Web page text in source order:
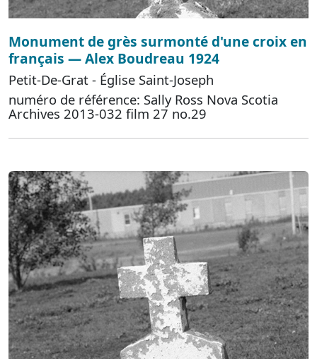
Monument de grès surmonté d'une croix en
français — Alex Boudreau 1924
Petit-De-Grat - Église Saint-Joseph
numéro de référence: Sally Ross Nova Scotia
Archives 2013-032 film 27 no.29